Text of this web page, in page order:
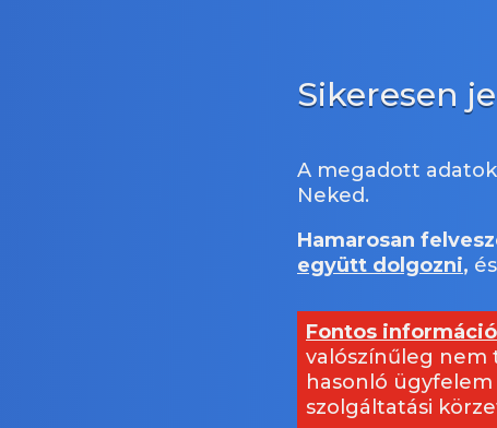
Sikeresen
A megadott
Neked.
Hamarosan
együtt dolgozni,
Fontos
valószínűleg nem
hasonló
szolgáltatási